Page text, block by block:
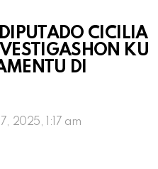
CICILIA
KU
DI
2025, 1:17 am